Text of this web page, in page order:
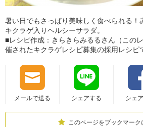
暑い日でもさっぱり美味しく食べられる！
キクラゲ入りヘルシーサラダ。
■レシピ作成：きらきらみるるさん（この
催されたキクラゲレシピ募集の採用レシピ
メールで送る シェアする シェ
このページをブックマーク